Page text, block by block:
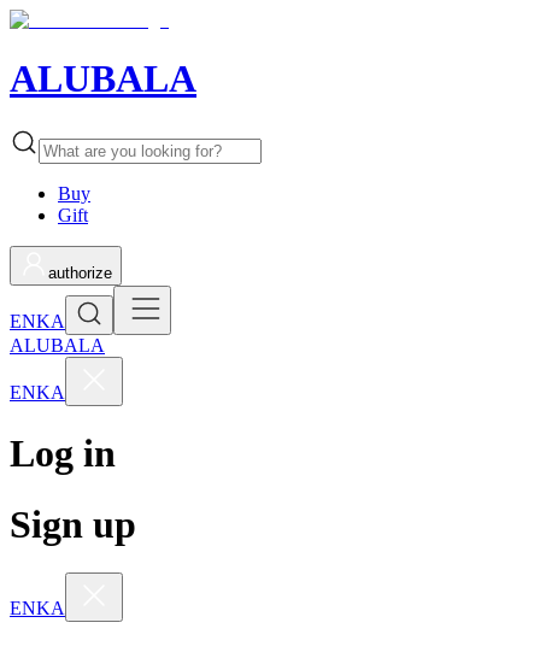
ALUBALA
Buy
Gift
authorize
ENKA
ALUBALA
ENKA
Log in
Sign up
ENKA